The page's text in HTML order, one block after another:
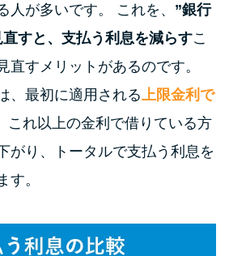
ボ払いをそのまま払いきると
ドローンの見直しで40万円
た話
ローン
人が多いです。 これを、 ”銀行
すと、支払う利息を減らすこ
直すメリットがあるのです。
、最初に適用される 上限金利で
これ以上の金利で借りている方
がり、トータルで支払う利息を
す。